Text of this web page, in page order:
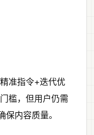
准指令+迭代优
槛，但用户仍需
内容质量。